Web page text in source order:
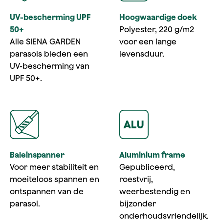
UV-bescherming UPF
50+
Alle SIENA GARDEN
parasols bieden een
UV-bescherming van
UPF 50+.
Hoogwaardige doek
Polyester, 220 g/m2
voor een lange
levensduur.
Baleinspanner
Voor meer stabiliteit en
moeiteloos spannen en
ontspannen van de
parasol.
Aluminium frame
Gepubliceerd,
roestvrij,
weerbestendig en
bijzonder
onderhoudsvriendelijk.